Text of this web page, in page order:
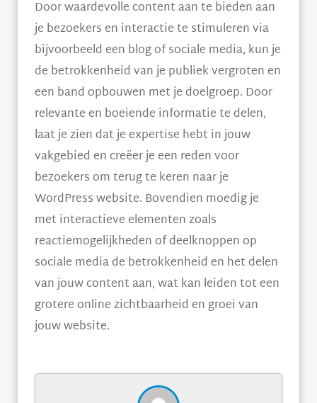
Door waardevolle content aan te bieden aan
je bezoekers en interactie te stimuleren via
bijvoorbeeld een blog of sociale media, kun je
de betrokkenheid van je publiek vergroten en
een band opbouwen met je doelgroep. Door
relevante en boeiende informatie te delen,
laat je zien dat je expertise hebt in jouw
vakgebied en creëer je een reden voor
bezoekers om terug te keren naar je
WordPress website. Bovendien moedig je
met interactieve elementen zoals
reactiemogelijkheden of deelknoppen op
sociale media de betrokkenheid en het delen
van jouw content aan, wat kan leiden tot een
grotere online zichtbaarheid en groei van
jouw website.